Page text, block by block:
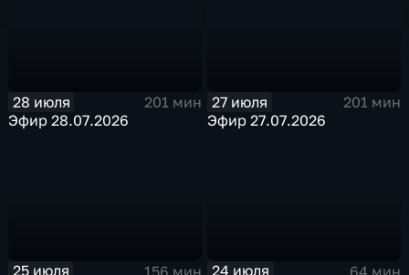
28 июля
201 мин
Эфир 28.07.2026
27 июля
201 мин
Эфир 27.07.2026
25 июля 156 мин 24 июля 64 мин